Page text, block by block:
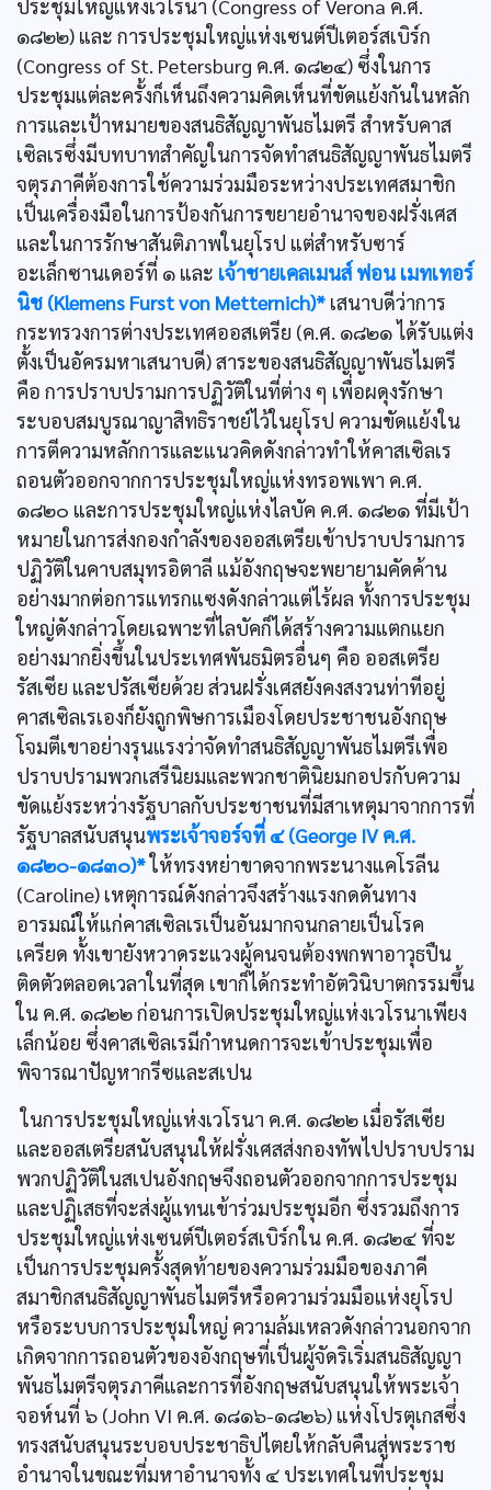
ประชุมใหญ่แห่งเวโรนา (Congress of Verona ค.ศ.
๑๘๒๒) และ การประชุมใหญ่แห่งเซนต์ปีเตอร์สเบิร์ก
(Congress of St. Petersburg ค.ศ. ๑๘๒๔) ซึ่งในการ
ประชุมแต่ละครั้งก็เห็นถึงความคิดเห็นที่ขัดแย้งกันในหลัก
การและเป้าหมายของสนธิสัญญาพันธไมตรี สำหรับคาส
เซิลเรซึ่งมีบทบาทสำคัญในการจัดทำสนธิสัญญาพันธไมตรี
จตุรภาคีต้องการใช้ความร่วมมือระหว่างประเทศสมาชิก
เป็นเครื่องมือในการป้องกันการขยายอำนาจของฝรั่งเศส
และในการรักษาสันติภาพในยุโรป แต่สำหรับซาร์
อะเล็กซานเดอร์ที่ ๑ และ เจ้าชายเคลเมนส์ ฟอน เมทเทอร์
นิช (Klemens Furst von Metternich)* เสนาบดีว่าการ
กระทรวงการต่างประเทศออสเตรีย (ค.ศ. ๑๘๒๑ ได้รับแต่ง
ตั้งเป็นอัครมหาเสนาบดี) สาระของสนธิสัญญาพันธไมตรี
คือ การปราบปรามการปฏิวัติในที่ต่าง ๆ เพื่อผดุงรักษา
ระบอบสมบูรณาญาสิทธิราชย์ไว้ในยุโรป ความขัดแย้งใน
การตีความหลักการและแนวคิดดังกล่าวทำให้คาสเซิลเร
ถอนตัวออกจากการประชุมใหญ่แห่งทรอพเพา ค.ศ.
๑๘๒๐ และการประชุมใหญ่แห่งไลบัค ค.ศ. ๑๘๒๑ ที่มีเป้า
หมายในการส่งกองกำลังของออสเตรียเข้าปราบปรามการ
ปฏิวัติในคาบสมุทรอิตาลี แม้อังกฤษจะพยายามคัดค้าน
อย่างมากต่อการแทรกแซงดังกล่าวแต่ไร้ผล ทั้งการประชุม
ใหญ่ดังกล่าวโดยเฉพาะที่ไลบัคก็ได้สร้างความแตกแยก
อย่างมากยิ่งขึ้นในประเทศพันธมิตรอื่นๆ คือ ออสเตรีย
รัสเซีย และปรัสเซียด้วย ส่วนฝรั่งเศสยังคงสงวนท่าทีอยู่
คาสเซิลเรเองก็ยังถูกพิษการเมืองโดยประชาชนอังกฤษ
โจมตีเขาอย่างรุนแรงว่าจัดทำสนธิสัญญาพันธไมตรีเพื่อ
ปราบปรามพวกเสรีนิยมและพวกชาตินิยมกอปรกับความ
ขัดแย้งระหว่างรัฐบาลกับประชาชนที่มีสาเหตุมาจากการที่
รัฐบาลสนับสนุนพระเจ้าจอร์จที่ ๔ (George IV ค.ศ.
๑๘๒๐-๑๘๓๐)*ให้ทรงหย่าขาดจากพระนางแคโรลีน
(Caroline) เหตุการณ์ดังกล่าวจึงสร้างแรงกดดันทาง
อารมณ์ให้แก่คาสเซิลเรเป็นอันมากจนกลายเป็นโรค
เครียด ทั้งเขายังหวาดระแวงผู้คนจนต้องพกพาอาวุธปืน
ติดตัวตลอดเวลาในที่สุด เขาก็ได้กระทำอัตวินิบาตกรรมขึ้น
ใน ค.ศ. ๑๘๒๒ ก่อนการเปิดประชุมใหญ่แห่งเวโรนาเพียง
เล็กน้อย ซึ่งคาสเซิลเรมีกำหนดการจะเข้าประชุมเพื่อ
พิจารณาปัญหากรีซและสเปน
ในการประชุมใหญ่แห่งเวโรนา ค.ศ. ๑๘๒๒ เมื่อรัสเซีย
และออสเตรียสนับสนุนให้ฝรั่งเศสส่งกองทัพไปปราบปราม
พวกปฏิวัติในสเปนอังกฤษจึงถอนตัวออกจากการประชุม
และปฏิเสธที่จะส่งผู้แทนเข้าร่วมประชุมอีก ซึ่งรวมถึงการ
ประชุมใหญ่แห่งเซนต์ปีเตอร์สเบิร์กใน ค.ศ. ๑๘๒๔ ที่จะ
เป็นการประชุมครั้งสุดท้ายของความร่วมมือของภาคี
สมาชิกสนธิสัญญาพันธไมตรีหรือความร่วมมือแห่งยุโรป
หรือระบบการประชุมใหญ่ ความล้มเหลวดังกล่าวนอกจาก
เกิดจากการถอนตัวของอังกฤษที่เป็นผู้จัดริเริ่มสนธิสัญญา
พันธไมตรีจตุรภาคีและการที่อังกฤษสนับสนุนให้พระเจ้า
จอห์นที่ ๖ (John VI ค.ศ. ๑๘๑๖-๑๘๒๖) แห่งโปรตุเกสซึ่ง
ทรงสนับสนุนระบอบประชาธิปไตยให้กลับคืนสู่พระราช
อำนาจในขณะที่มหาอำนาจทั้ง ๔ ประเทศในที่ประชุม